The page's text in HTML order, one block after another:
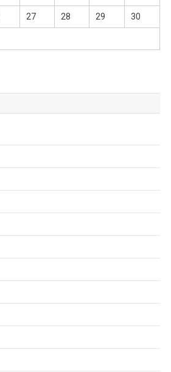
27 28 29 30